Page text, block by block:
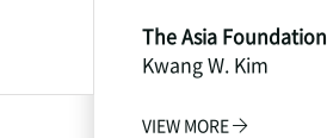
The Asia Foundation
Kwang W. Kim
VIEW MORE